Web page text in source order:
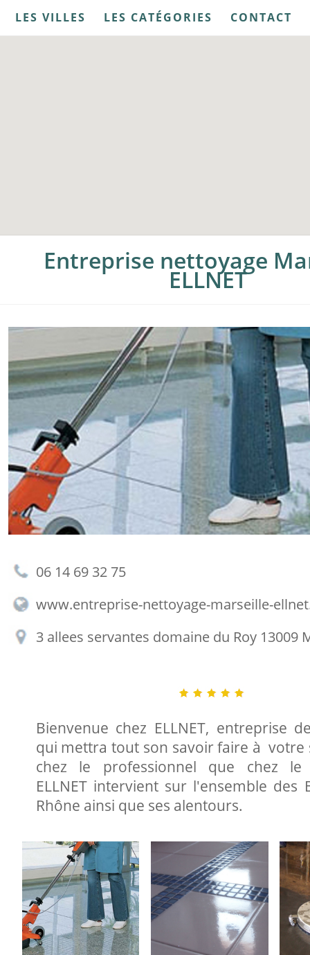
LES VILLES LES CATÉGORIES CONTACT
Entreprise nettoyage
ELLNET
06 14 69 32 75
www.entreprise-nettoyage-marseille-
3 allees servantes domaine du Roy 13009
Bienvenue chez ELLNET, entreprise
qui mettra tout son savoir faire à votre
chez le professionnel que chez le
ELLNET intervient sur l'ensemble des
Rhône ainsi que ses alentours.